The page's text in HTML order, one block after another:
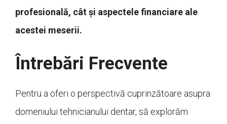
profesională, cât și aspectele financiare ale
acestei meserii.
Întrebări Frecvente
Pentru a oferi o perspectivă cuprinzătoare asupra
domeniului tehnicianului dentar, să explorăm